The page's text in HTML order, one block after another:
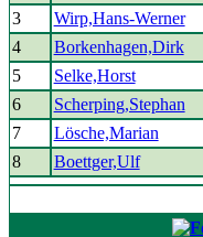
3
Wirp,Hans-Werner
4
Borkenhagen,Dirk
5
Selke,Horst
6
Scherping,Stephan
7
Lösche,Marian
8
Boettger,Ulf